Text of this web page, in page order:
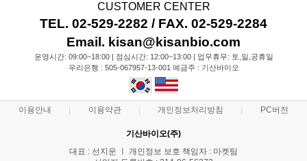
CUSTOMER CENTER
TEL. 02-529-2282 / FAX. 02-529-2284
Email. kisan@kisanbio.com
운영시간: 09:00~18:00 | 점심시간: 12:00~13:00 | 업무휴무: 토,일,공휴일
우리은행 : 505-067957-13-001 예금주 : 기산바이오
이용안내 이용약관 개인정보처리방침 PC버전
기산바이오(주)
대표 : 선지운 ㅣ 개인정보 보호 책임자 : 마켓팀